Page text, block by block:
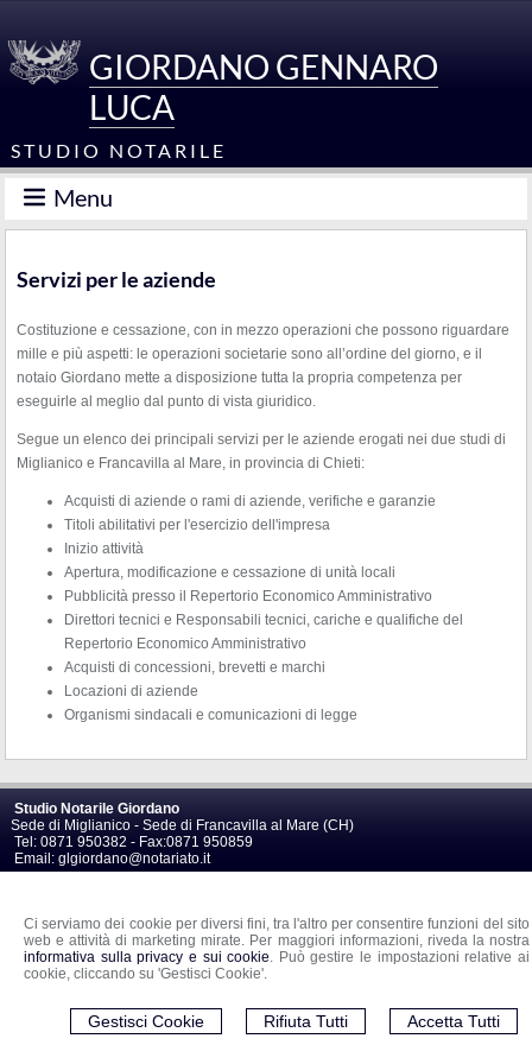
Ci serviamo dei cookie per diversi fini, tra l'altro per consentire funzioni del sito
web e attività di marketing mirate. Per maggiori informazioni, riveda la nostra
informativa sulla privacy e sui cookie. Può gestire le impostazioni relative ai
cookie, cliccando su 'Gestisci Cookie'.
Accetta Tutti
Rifiuta Tutti
Gestisci Cookie
GIORDANO GENNARO
LUCA
STUDIO NOTARILE
Menu
Servizi per le aziende
Costituzione e cessazione, con in mezzo operazioni che possono riguardare
mille e più aspetti: le operazioni societarie sono all’ordine del giorno, e il
notaio Giordano mette a disposizione tutta la propria competenza per
eseguirle al meglio dal punto di vista giuridico.
Segue un elenco dei principali servizi per le aziende erogati nei due studi di
Miglianico e Francavilla al Mare, in provincia di Chieti:
Acquisti di aziende o rami di aziende, verifiche e garanzie
Titoli abilitativi per l'esercizio dell'impresa
Inizio attività
Apertura, modificazione e cessazione di unità locali
Pubblicità presso il Repertorio Economico Amministrativo
Direttori tecnici e Responsabili tecnici, cariche e qualifiche del
Repertorio Economico Amministrativo
Acquisti di concessioni, brevetti e marchi
Locazioni di aziende
Organismi sindacali e comunicazioni di legge
Studio Notarile Giordano
Sede di Miglianico - Sede di Francavilla al Mare (CH)
Tel: 0871 950382 - Fax:0871 950859
Email: glgiordano@notariato.it